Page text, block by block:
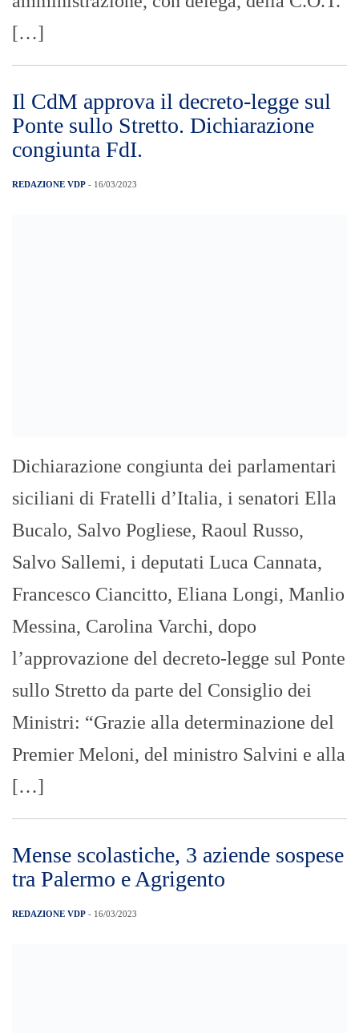
[…]
Il CdM approva il decreto-legge sul
Ponte sullo Stretto. Dichiarazione
congiunta FdI.
REDAZIONE VDP - 16/03/2023
Dichiarazione congiunta dei parlamentari
siciliani di Fratelli d’Italia, i senatori Ella
Bucalo, Salvo Pogliese, Raoul Russo,
Salvo Sallemi, i deputati Luca Cannata,
Francesco Ciancitto, Eliana Longi, Manlio
Messina, Carolina Varchi, dopo
l’approvazione del decreto-legge sul Ponte
sullo Stretto da parte del Consiglio dei
Ministri: “Grazie alla determinazione del
Premier Meloni, del ministro Salvini e alla
[…]
Mense scolastiche, 3 aziende sospese
tra Palermo e Agrigento
REDAZIONE VDP - 16/03/2023